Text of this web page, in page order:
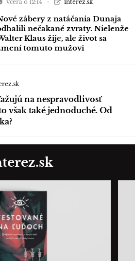
včera o 12:14 interez.sk
zábery z natáčania Dunaja
nečakané zvraty. Nielenže
Klaus žije, ale život sa
tomuto mužovi
na nespravodlivosť
však také jednoduché. Od